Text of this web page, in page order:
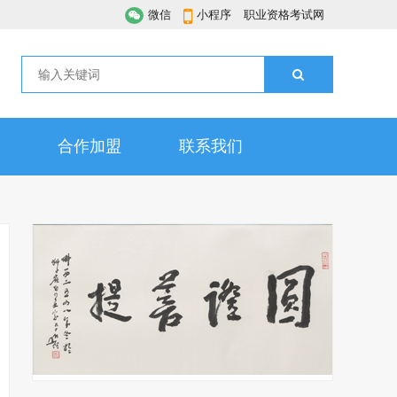
微信 小程序 职业资格考试网
合作加盟 联系我们